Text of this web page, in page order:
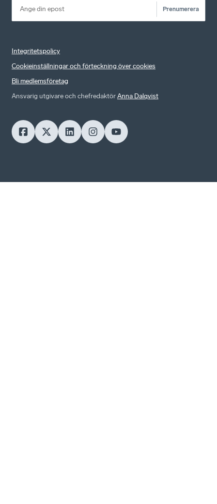
Prenumerera
Integritetspolicy
Cookieinställningar och förteckning över cookies
Bli medlemsföretag
Ansvarig utgivare och chefredaktörAnna Dalqvist